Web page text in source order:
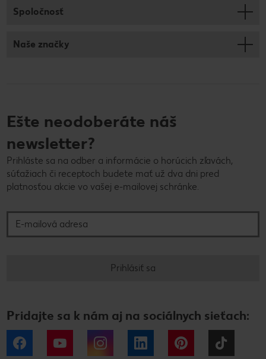
Spoločnosť
Naše značky
Ešte neodoberáte náš
newsletter?
Prihláste sa na odber a informácie o horúcich zľavách,
súťažiach či receptoch budete mať už dva dni pred
platnosťou akcie vo vašej e-mailovej schránke.
Prihlásiť sa
Pridajte sa k nám aj na sociálnych sieťach:
Facebook YouTube Instagram LinkedIn Pinterest